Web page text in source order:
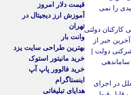
را نمی
کارکنان دولتی
مرداد 1405 | آخرین خبر از
دولت |
در اجرای
قیمت دلار امروز
آموزش ارز دیجیتال در
تهران
وانت بار
بهترین طراحی سایت یزد
خرید مانیتور استوک
خرید فالوور پاپ آپ
اینستاگرام
هدایای تبلیغاتی